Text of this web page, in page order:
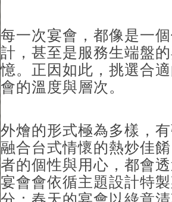
每一次宴會，都像是一
計，甚至是服務生端盤
憶。正因如此，挑選合
會的溫度與層次。
外燴的形式極為多樣，
融合台式情懷的熱炒佳
者的個性與用心，都會
宴會會依循主題設計特